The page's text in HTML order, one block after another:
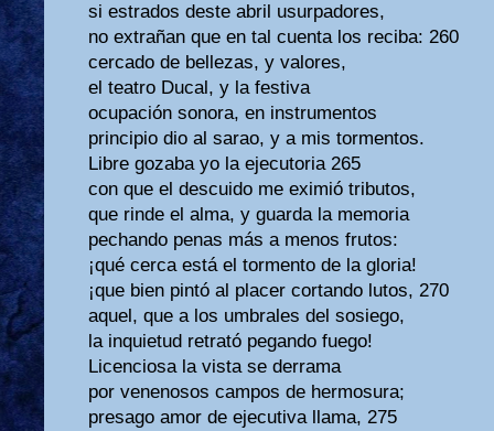
si estrados deste abril usurpadores,
no extrañan que en tal cuenta los reciba: 260
cercado de bellezas, y valores,
el teatro Ducal, y la festiva
ocupación sonora, en instrumentos
principio dio al sarao, y a mis tormentos.
Libre gozaba yo la ejecutoria 265
con que el descuido me eximió tributos,
que rinde el alma, y guarda la memoria
pechando penas más a menos frutos:
¡qué cerca está el tormento de la gloria!
¡que bien pintó al placer cortando lutos, 270
aquel, que a los umbrales del sosiego,
la inquietud retrató pegando fuego!
Licenciosa la vista se derrama
por venenosos campos de hermosura;
presago amor de ejecutiva llama, 275